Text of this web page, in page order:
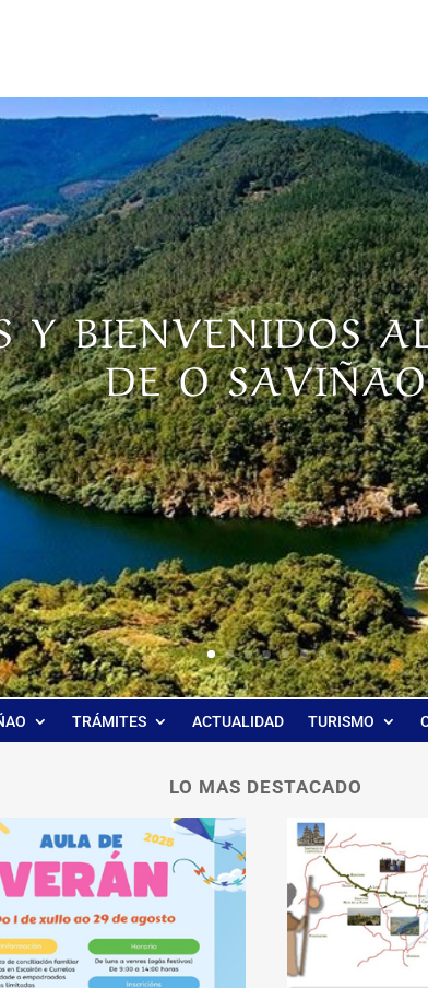
Y BIENVENIDOS
DE O SAVIÑAO
TRÁMITES ACTUALIDAD TURISMO
LO MAS DESTACADO